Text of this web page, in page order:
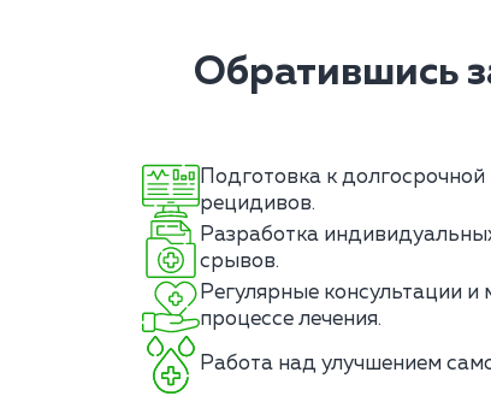
Обратившись
Подготовка к
рецидивов.
Разработка
срывов.
Регулярные консультации
процессе лечения.
Работа над улучшением